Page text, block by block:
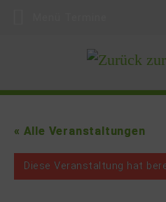
« Alle Veranstaltungen
Diese Veranstaltung hat